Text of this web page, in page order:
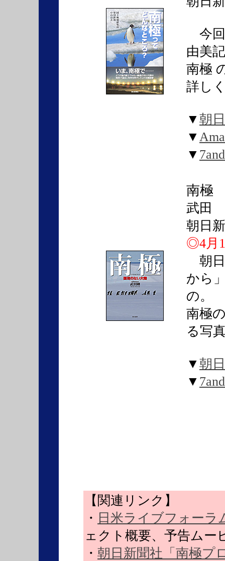
今回
由美
南極
詳し
▼朝
▼
▼
南極
武田
朝日
◎4月
朝日
から
の。
南極
る写
▼朝
▼
【関連リンク】
・ 日米ライブフォーラ
ェクト概要、予告ムー
・ 朝日新聞社「南極プ